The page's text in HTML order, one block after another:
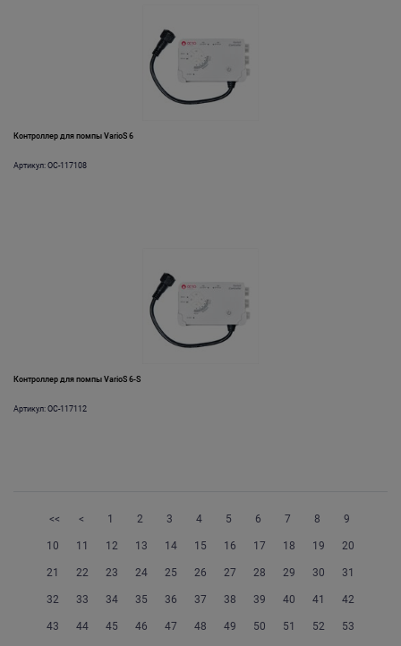
Контроллер для помпы VarioS 6
Артикул: OC-117108
Контроллер для помпы VarioS 6-S
Артикул: OC-117112
<< < 1 2 3 4 5 6 7 8 9
10 11 12 13 14 15 16 17 18 19 20
21 22 23 24 25 26 27 28 29 30 31
32 33 34 35 36 37 38 39 40 41 42
43 44 45 46 47 48 49 50 51 52 53